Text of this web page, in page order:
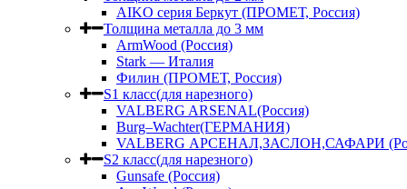
AIKO серия Беркут (ПРОМЕТ, Россия)
Толщина металла до 3 мм
ArmWood (Россия)
Stark — Италия
Филин (ПРОМЕТ, Россия)
S1 класс(для нарезного)
VALBERG ARSENAL(Россия)
Burg–Wachter(ГЕРМАНИЯ)
VALBERG АРСЕНАЛ,ЗАСЛОН,САФАРИ
S2 класс(для нарезного)
Gunsafe (Россия)